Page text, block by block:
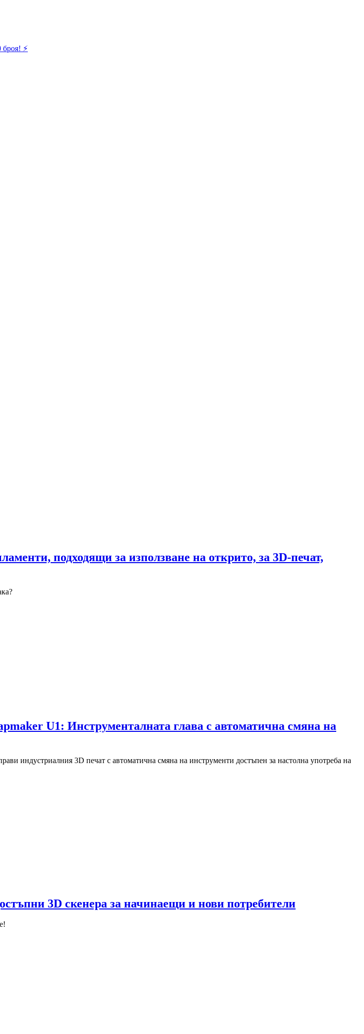
⚡️
подходящи за използване на открито, за 3D-печат,
U1: Инструменталната глава с автоматична смяна на
индустриалния 3D печат с автоматична смяна на инструменти достъпен за настолна употреба на
3D скенера за начинаещи и нови потребители